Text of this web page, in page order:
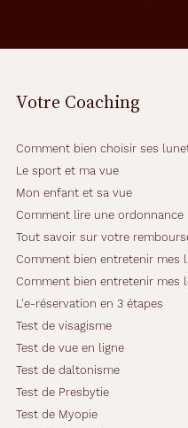
Votre Coaching
Comment bien choisir ses
Le sport et ma vue
Mon enfant et sa vue
Comment lire une ordonnance
Tout savoir sur votre
Comment bien entretenir mes
Comment bien entretenir mes
L'e-réservation en 3 étapes
Test de visagisme
Test de vue en ligne
Test de daltonisme
Test de Presbytie
Test de Myopie